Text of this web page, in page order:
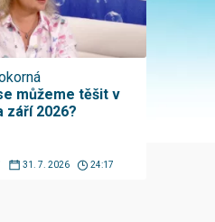
můžeme těšit v
září 2026?
31. 7. 2026 24:17